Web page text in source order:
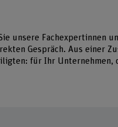
unsere Fachexpertinnen
Gespräch. Aus einer
für Ihr Unternehmen,